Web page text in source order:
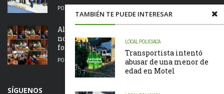
TAMBIÉN TE PUEDE INTERESAR
LOCAL POLICIACA
Transportista intentó
abusar de una menor de
edad en Motel
POR
Alcalde Edvino Hernández entrega
nombramientos a jefes de manzana para
fortalecer la representación ciudadana
POR LA REDACCIÓN 08/08/2026
SÍGUENOS